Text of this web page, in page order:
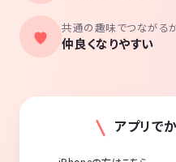
共通の趣味でつながる
仲良くなりやすい
アプリで